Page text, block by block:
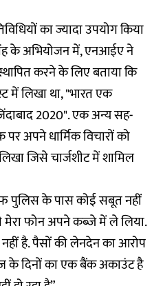
का ज्यादा उपयोग किया
के अभियोजन में, एनआईए ने
करने के लिए बताया कि
में लिखा था, "भारत एक
2020". एक अन्य सह-
अपने धार्मिक विचारों को
जिसे चार्जशीट में शामिल
पुलिस के पास कोई सबूत नहीं
मेरा फोन अपने कब्जे में ले लिया.
है. पैसों की लेनदेन का आरोप
के दिनों का एक बैंक अकाउंट है